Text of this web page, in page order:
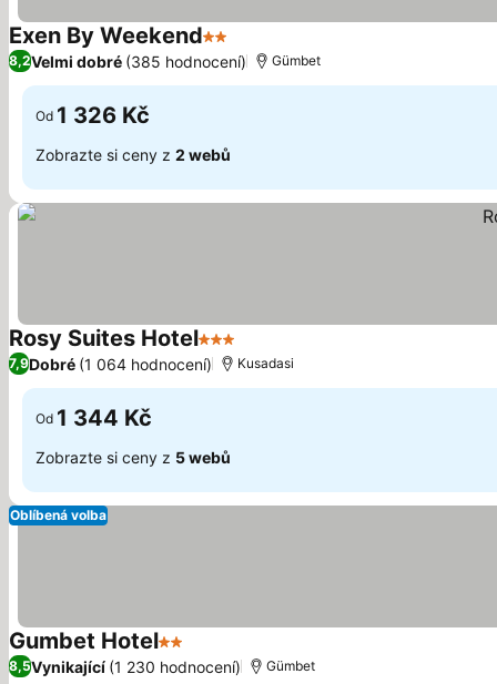
Exen By Weekend2 Počet hvězdiček
8,2Velmi dobré (385 hodnocení) Gümbet
Od 1 326 Kč
Zobrazte si ceny z 2 webů
Rosy Suites Hotel3 Počet hvězdiček
7,9Dobré (1 064 hodnocení) Kusadasi
Od 1 344 Kč
Zobrazte si ceny z 5 webů
Oblíbená volba
Gumbet Hotel2 Počet hvězdiček
8,5Vynikající (1 230 hodnocení) Gümbet